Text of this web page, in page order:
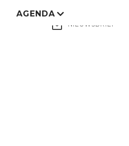
mail_outline NIEUWSBRIEF
AGENDA